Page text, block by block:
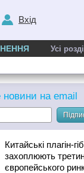
Вхід
Усі
на email
Китайські плагін-
захоплюють
європейського